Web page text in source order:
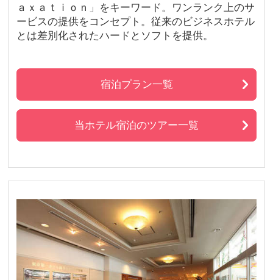
ａｘａｔｉｏｎ」をキーワード。ワンランク上のサ
ービスの提供をコンセプト。従来のビジネスホテル
とは差別化されたハードとソフトを提供。
宿泊プラン一覧
当ホテル宿泊のツアー一覧